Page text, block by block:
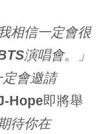
我相信一定會很
演唱會。」
定會邀請
Hope即將舉
待你在